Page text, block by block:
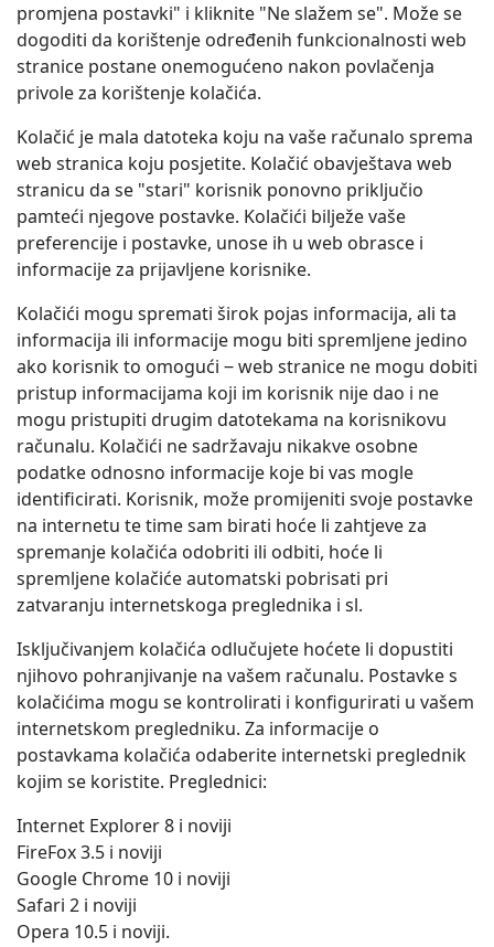
promjena postavki" i kliknite "Ne slažem se". Može se
dogoditi da korištenje određenih funkcionalnosti web
stranice postane onemogućeno nakon povlačenja
privole za korištenje kolačića.
Kolačić je mala datoteka koju na vaše računalo sprema
web stranica koju posjetite. Kolačić obavještava web
stranicu da se "stari" korisnik ponovno priključio
pamteći njegove postavke. Kolačići bilježe vaše
preferencije i postavke, unose ih u web obrasce i
informacije za prijavljene korisnike.
Kolačići mogu spremati širok pojas informacija, ali ta
informacija ili informacije mogu biti spremljene jedino
ako korisnik to omogući ‒ web stranice ne mogu dobiti
pristup informacijama koji im korisnik nije dao i ne
mogu pristupiti drugim datotekama na korisnikovu
računalu. Kolačići ne sadržavaju nikakve osobne
podatke odnosno informacije koje bi vas mogle
identificirati. Korisnik, može promijeniti svoje postavke
na internetu te time sam birati hoće li zahtjeve za
spremanje kolačića odobriti ili odbiti, hoće li
spremljene kolačiće automatski pobrisati pri
zatvaranju internetskoga preglednika i sl.
Isključivanjem kolačića odlučujete hoćete li dopustiti
njihovo pohranjivanje na vašem računalu. Postavke s
kolačićima mogu se kontrolirati i konfigurirati u vašem
internetskom pregledniku. Za informacije o
postavkama kolačića odaberite internetski preglednik
kojim se koristite. Preglednici:
Internet Explorer 8 i noviji
FireFox 3.5 i noviji
Google Chrome 10 i noviji
Safari 2 i noviji
Opera 10.5 i noviji.